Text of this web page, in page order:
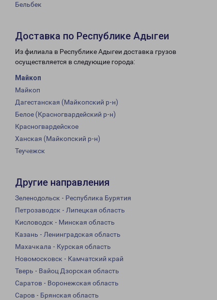
Бельбек
Доставка по Республике Адыгеи
Из филиала в Республике Адыгеи доставка грузов
осуществляется в следующие города:
Майкоп
Майкоп
Дагестанская (Майкопский р-н)
Белое (Красногвардейский р-н)
Красногвардейское
Ханская (Майкопский р-н)
Теучежск
Другие направления
Зеленодольск - Республика Бурятия
Петрозаводск - Липецкая область
Кисловодск - Минская область
Казань - Ленинградская область
Махачкала - Курская область
Новомосковск - Камчатский край
Тверь - Вайоц Дзорская область
Саратов - Воронежская область
Саров - Брянская область